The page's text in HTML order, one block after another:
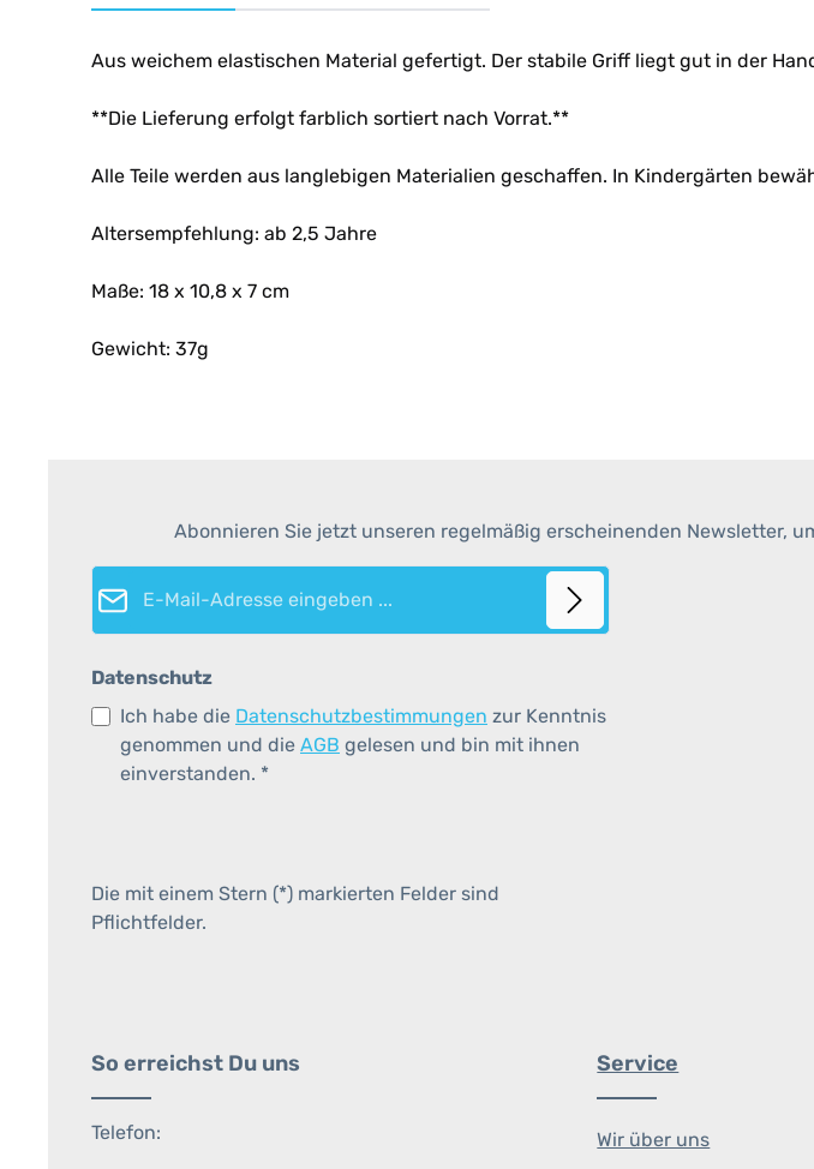
Aus weichem elastischen Material gefertigt. Der stabile Griff liegt gut in der
**Die Lieferung erfolgt farblich sortiert nach Vorrat.**
Alle Teile werden aus langlebigen Materialien geschaffen. In Kindergärten
Altersempfehlung: ab 2,5 Jahre
Maße: 18 x 10,8 x 7 cm
Gewicht: 37g
Abonnieren Sie jetzt unseren regelmäßig erscheinenden Newsletter,
E-Mail-Adresse*
Datenschutz
Ich habe die Datenschutzbestimmungen zur Kenntnis
genommen und die AGB gelesen und bin mit ihnen
einverstanden. *
Die mit einem Stern (*) markierten Felder sind
Pflichtfelder.
So erreichst Du uns
Telefon:
Service
Wir über uns